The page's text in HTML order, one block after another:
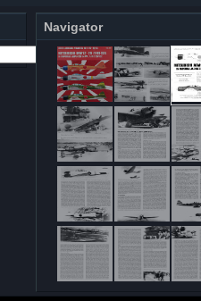
Navigator